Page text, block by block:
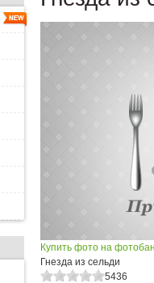
Купить фото на
Гнезда из сельди
5436